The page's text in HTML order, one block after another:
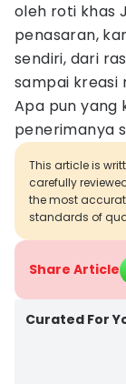
oleh roti khas
penasaran,
sendiri, dari
sampai kreasi
Apa pun yang
penerimanya
This article is
carefully
the most
standards of
Share Article
Curated For